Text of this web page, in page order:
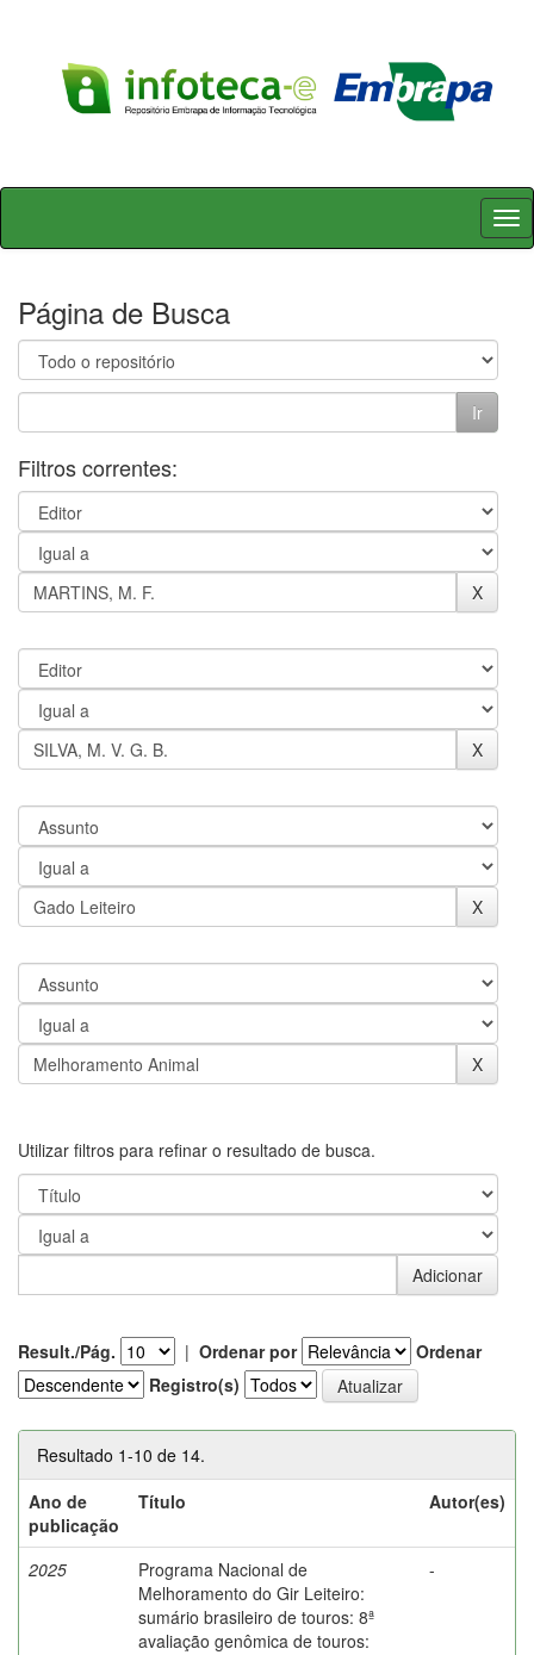
Skip
Página de Busca
Filtros correntes:
Utilizar filtros para refinar o resultado de busca.
Result./Pág. | Ordenar por
Ordenar
Registro(s)
Resultado 1-10 de 14.
Ano de
publicação
Título Autor(es)
2025
Programa Nacional de
Melhoramento do Gir Leiteiro:
sumário brasileiro de touros: 8ª
avaliação genômica de touros:
-